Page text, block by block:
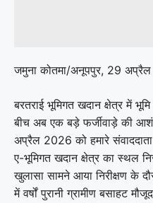
जमुना कोतमा/अनूपपुर, 29
बरतराई भूमिगत खदान क्षेत्र में
बीच अब एक बड़े फर्जीवाड़े की
अप्रैल 2026 को हमारे संवाददाता
ए-भूमिगत खदान क्षेत्र का स्थल
खुलासा सामने आया निरीक्षण के
में वर्षों पुरानी ग्रामीण बसाहट